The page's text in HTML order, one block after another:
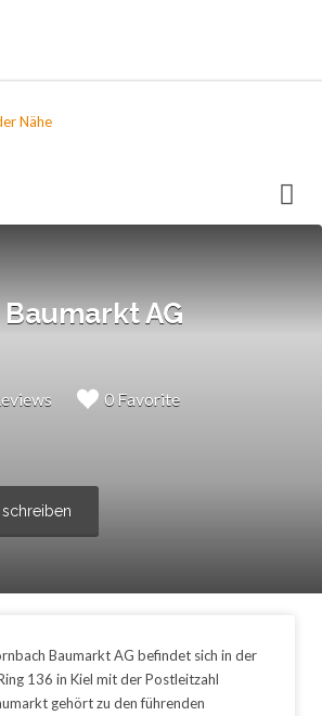
AG
0 Favorite
schreiben
Baumarkt AG befindet sich in der
136 in Kiel mit der Postleitzahl
gehört zu den führenden